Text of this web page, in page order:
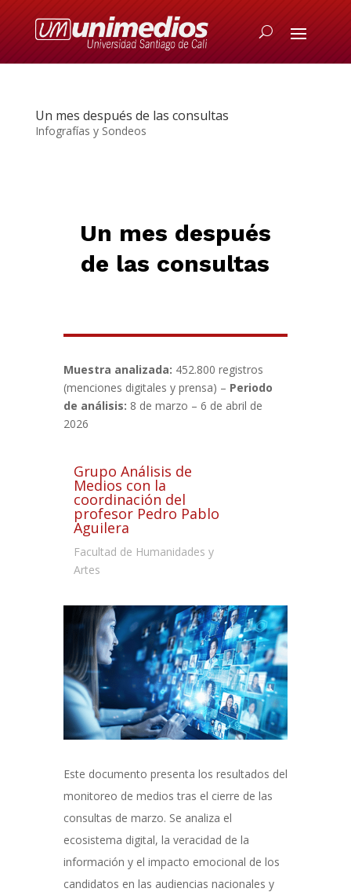
Un mes después de las consultas
Infografías y Sondeos
Un mes después
de las consultas
Muestra analizada: 452.800 registros
(menciones digitales y prensa) – Periodo
de análisis: 8 de marzo – 6 de abril de
2026
Grupo Análisis de
Medios con la
coordinación del
profesor Pedro Pablo
Aguilera
Facultad de Humanidades y
Artes
Este documento presenta los resultados del
monitoreo de medios tras el cierre de las
consultas de marzo. Se analiza el
ecosistema digital, la veracidad de la
información y el impacto emocional de los
candidatos en las audiencias nacionales y